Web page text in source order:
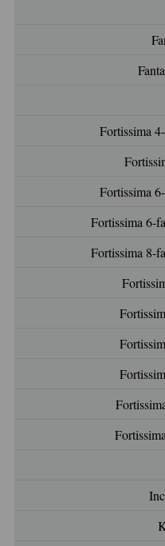
Fortissima
Fortissima
Fortissima 6-
Fortissima 8-